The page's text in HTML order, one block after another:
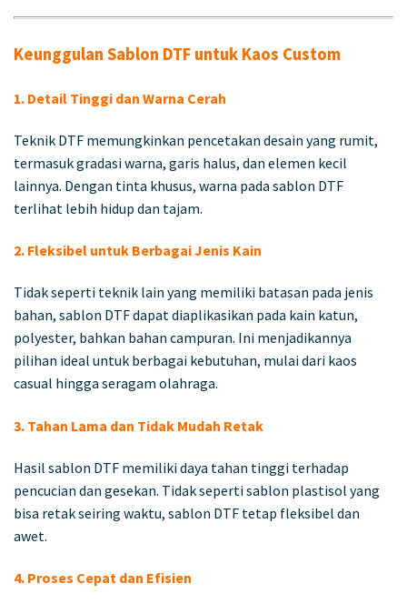
Keunggulan Sablon DTF untuk Kaos Custom
1. Detail Tinggi dan Warna Cerah
Teknik DTF memungkinkan pencetakan desain yang rumit,
termasuk gradasi warna, garis halus, dan elemen kecil
lainnya. Dengan tinta khusus, warna pada sablon DTF
terlihat lebih hidup dan tajam.
2. Fleksibel untuk Berbagai Jenis Kain
Tidak seperti teknik lain yang memiliki batasan pada jenis
bahan, sablon DTF dapat diaplikasikan pada kain katun,
polyester, bahkan bahan campuran. Ini menjadikannya
pilihan ideal untuk berbagai kebutuhan, mulai dari kaos
casual hingga seragam olahraga.
3. Tahan Lama dan Tidak Mudah Retak
Hasil sablon DTF memiliki daya tahan tinggi terhadap
pencucian dan gesekan. Tidak seperti sablon plastisol yang
bisa retak seiring waktu, sablon DTF tetap fleksibel dan
awet.
4. Proses Cepat dan Efisien